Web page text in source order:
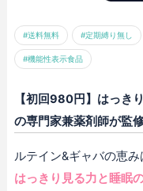
#送料無料 #定期縛り無し
#機能性表示食品
【初回980円】はっき
の専門家兼薬剤師が監
ルテイン&ギャバの恵み
はっきり見る力と睡眠